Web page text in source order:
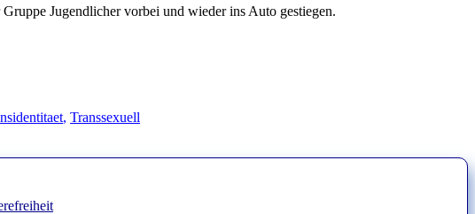
Jugendlicher vorbei und wieder ins Auto gestiegen.
, Transsexuell